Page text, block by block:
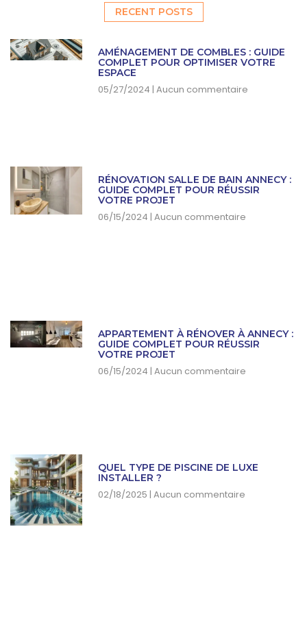
r r
a
RECENT POSTS
AMÉNAGEMENT DE COMBLES : GUIDE
COMPLET POUR OPTIMISER VOTRE
ESPACE
05/27/2024 Aucun commentaire
RÉNOVATION SALLE DE BAIN ANNECY :
GUIDE COMPLET POUR RÉUSSIR
VOTRE PROJET
06/15/2024 Aucun commentaire
APPARTEMENT À RÉNOVER À ANNECY :
GUIDE COMPLET POUR RÉUSSIR
VOTRE PROJET
06/15/2024 Aucun commentaire
QUEL TYPE DE PISCINE DE LUXE
INSTALLER ?
02/18/2025 Aucun commentaire